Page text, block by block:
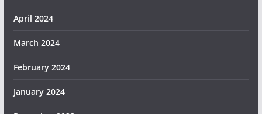
April 2024
March 2024
February 2024
January 2024